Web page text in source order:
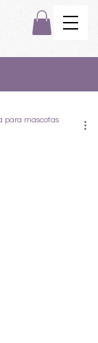
para mascotas